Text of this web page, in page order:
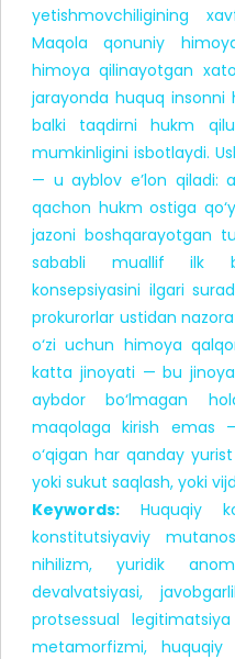
yetishmovchiligining
Maqola qonuniy
himoya qilinayotgan
jarayonda huquq
balki taqdirni hukm
mumkinligini isbotlaydi.
— u ayblov e’lon qiladi:
qachon hukm ostiga
jazoni boshqarayotgan
sababli muallif ilk
konsepsiyasini ilgari
prokurorlar ustidan
o‘zi uchun himoya
katta jinoyati — bu
aybdor bo‘lmagan
maqolaga kirish emas
o‘qigan har qanday
yoki sukut saqlash, yoki
Keywords: Huquqiy
konstitutsiyaviy
nihilizm, yuridik
devalvatsiyasi,
protsessual
metamorfizmi,